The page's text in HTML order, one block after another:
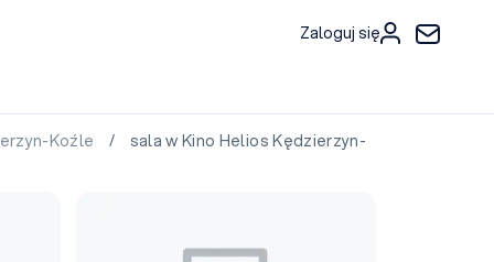
Zaloguj się
Koźle
/ sala w Kino Helios Kędzierzyn-